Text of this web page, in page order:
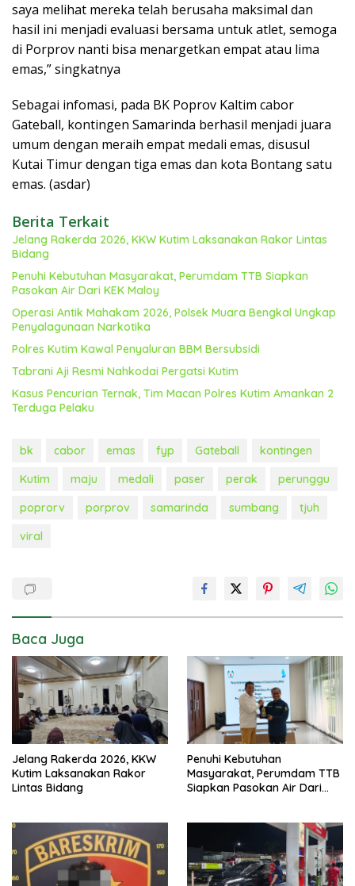
saya melihat mereka telah berusaha maksimal dan
hasil ini menjadi evaluasi bersama untuk atlet, semoga
di Porprov nanti bisa menargetkan empat atau lima
emas,” singkatnya
Sebagai infomasi, pada BK Poprov Kaltim cabor
Gateball, kontingen Samarinda berhasil menjadi juara
umum dengan meraih empat medali emas, disusul
Kutai Timur dengan tiga emas dan kota Bontang satu
emas. (asdar)
Berita Terkait
Jelang Rakerda 2026, KKW Kutim Laksanakan Rakor Lintas
Bidang
Penuhi Kebutuhan Masyarakat, Perumdam TTB Siapkan
Pasokan Air Dari KEK Maloy
Operasi Antik Mahakam 2026, Polsek Muara Bengkal Ungkap
Penyalagunaan Narkotika
Polres Kutim Kawal Penyaluran BBM Bersubsidi
Tabrani Aji Resmi Nahkodai Pergatsi Kutim
Kasus Pencurian Ternak, Tim Macan Polres Kutim Amankan 2
Terduga Pelaku
bk cabor emas fyp Gateball
kontingen
Kutim
maju medali paser perak
perunggu
poprorv
porprov samarinda sumbang
tjuh
viral
Baca Juga
Jelang Rakerda 2026, KKW
Kutim Laksanakan Rakor
Lintas Bidang
Penuhi Kebutuhan
Masyarakat, Perumdam TTB
Siapkan Pasokan Air Dari